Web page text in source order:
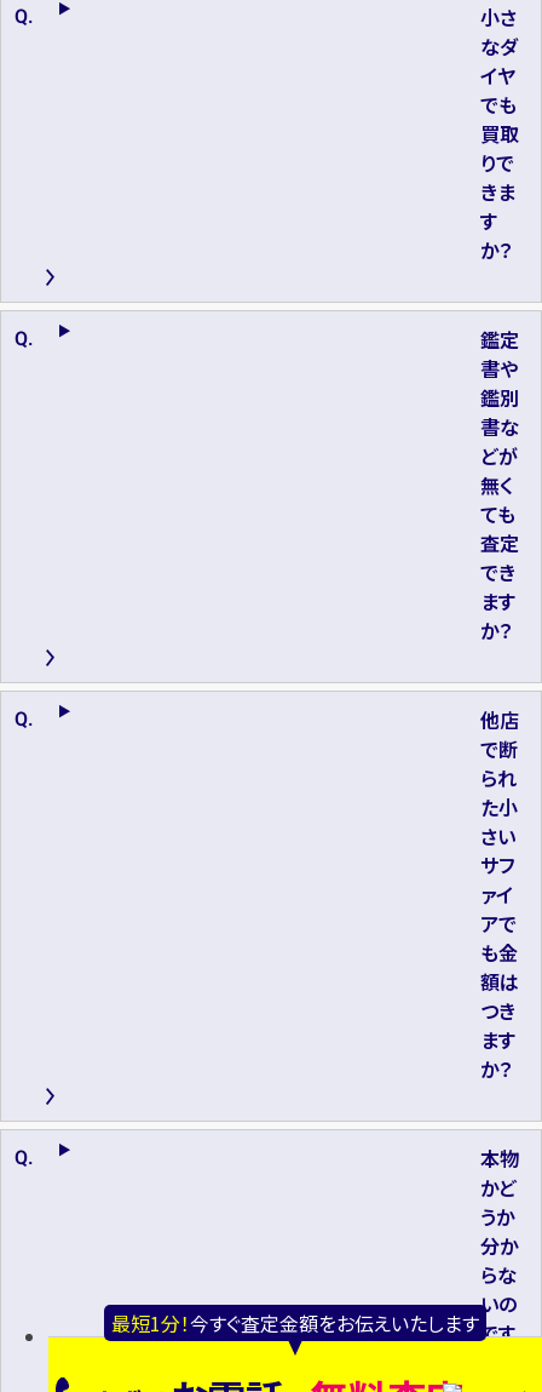
最短1分！今すぐ査定金額をお伝えいたします
小さ
なダ
イヤ
でも
買取
りで
きま
す
か？
鑑定
書や
鑑別
書な
どが
無く
ても
査定
でき
ます
か？
他店
で断
られ
た小
さい
サフ
ァイ
アで
も金
額は
つき
ます
か？
本物
かど
うか
分か
らな
いの
です